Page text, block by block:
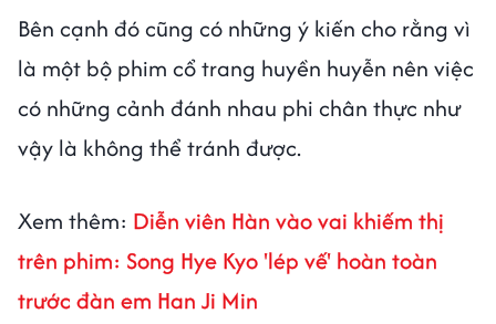
Bên cạnh đó cũng có những ý kiến cho rằng vì
là một bộ phim cổ trang huyền huyễn nên việc
có những cảnh đánh nhau phi chân thực như
vậy là không thể tránh được.
Xem thêm: Diễn viên Hàn vào vai khiếm thị
trên phim: Song Hye Kyo 'lép vế' hoàn toàn
trước đàn em Han Ji Min